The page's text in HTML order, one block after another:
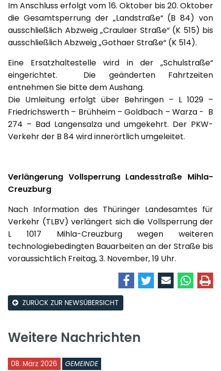
Im Anschluss erfolgt vom 16. Oktober bis 20. Oktober
die Gesamtsperrung der „Landstraße“ (B 84) von
ausschließlich Abzweig „Craulaer Straße“ (K 515) bis
ausschließlich Abzweig „Gothaer Straße“ (K 514).
Eine Ersatzhaltestelle wird in der „Schulstraße“
eingerichtet. Die geänderten Fahrtzeiten
entnehmen Sie bitte dem Aushang.
Die Umleitung erfolgt über Behringen – L 1029 –
Friedrichswerth – Brühheim – Goldbach – Warza - B
274 – Bad Langensalza und umgekehrt. Der PKW-
Verkehr der B 84 wird innerörtlich umgeleitet.
Verlängerung Vollsperrung Landesstraße Mihla-
Creuzburg
Nach Information des Thüringer Landesamtes für
Verkehr (TLBV) verlängert sich die Vollsperrung der
L 1017 Mihla-Creuzburg wegen weiteren
technologiebedingten Bauarbeiten an der Straße bis
voraussichtlich Freitag, 3. November, 19 Uhr.
ZURÜCK ZUR NEWSÜBERSICHT
Weitere Nachrichten
08. März 2026 GEMEINDE